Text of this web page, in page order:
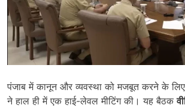
पंजाब में कानून और व्यवस्था को मजबूत करने के
ने हाल ही में एक हाई-लेवल मीटिंग की। यह बैठक